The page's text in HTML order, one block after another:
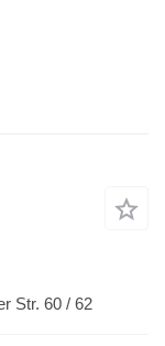
Duisburger Str. 60 / 62